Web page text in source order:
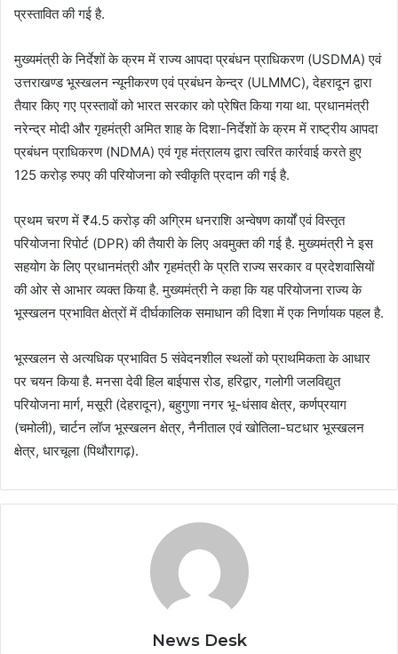
प्रस्तावित की गई है.
मुख्यमंत्री के निर्देशों के क्रम में राज्य आपदा प्रबंधन प्राधिकरण (USDMA) एवं
उत्तराखण्ड भूस्खलन न्यूनीकरण एवं प्रबंधन केन्द्र (ULMMC), देहरादून द्वारा
तैयार किए गए प्रस्तावों को भारत सरकार को प्रेषित किया गया था. प्रधानमंत्री
नरेन्द्र मोदी और गृहमंत्री अमित शाह के दिशा-निर्देशों के क्रम में राष्ट्रीय आपदा
प्रबंधन प्राधिकरण (NDMA) एवं गृह मंत्रालय द्वारा त्वरित कार्रवाई करते हुए
125 करोड़ रुपए की परियोजना को स्वीकृति प्रदान की गई है.
प्रथम चरण में ₹4.5 करोड़ की अग्रिम धनराशि अन्वेषण कार्यों एवं विस्तृत
परियोजना रिपोर्ट (DPR) की तैयारी के लिए अवमुक्त की गई है. मुख्यमंत्री ने इस
सहयोग के लिए प्रधानमंत्री और गृहमंत्री के प्रति राज्य सरकार व प्रदेशवासियों
की ओर से आभार व्यक्त किया है. मुख्यमंत्री ने कहा कि यह परियोजना राज्य के
भूस्खलन प्रभावित क्षेत्रों में दीर्घकालिक समाधान की दिशा में एक निर्णायक पहल है.
भूस्खलन से अत्यधिक प्रभावित 5 संवेदनशील स्थलों को प्राथमिकता के आधार
पर चयन किया है. मनसा देवी हिल बाईपास रोड, हरिद्वार, गलोगी जलविद्युत
परियोजना मार्ग, मसूरी (देहरादून), बहुगुणा नगर भू-धंसाव क्षेत्र, कर्णप्रयाग
(चमोली), चार्टन लॉज भूस्खलन क्षेत्र, नैनीताल एवं खोतिला-घटधार भूस्खलन
क्षेत्र, धारचूला (पिथौरागढ़).
News Desk